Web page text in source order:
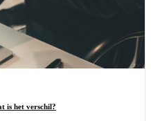
is het verschil?